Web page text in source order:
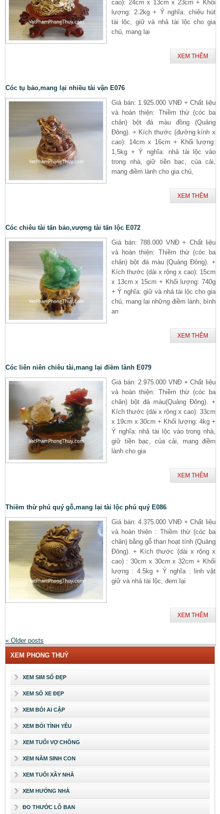
cao): 24cm x 13cm x 23cm + Khối
lượng: 2.2kg + Ý nghĩa: chiêu hút
tài lộc, giữ và nhả tài lộc cho gia
chủ, mang lại
XEM THÊM
Cóc tụ bảo,mang lại nhiều tài vận E076
Giá bán: 1.925.000 VNĐ + Chất liệu
và hoàn thiện: Thiềm thừ (cóc ba
chân) bột đá màu đồng (Quảng
Đông). + Kích thước (đường kính x
cao): 14cm x 16cm + Khối lượng:
1,5kg + Ý nghĩa: nhả tài lộc vào
trong nhà, giữ tiền bạc, của cải,
mang điềm lành cho gia chủ,
XEM THÊM
Cóc chiêu tài tấn bảo,vượng tài tấn lộc E072
Giá bán: 788.000 VNĐ + Chất liệu
và hoàn thiện: Thiềm thừ (cóc ba
chân) bột đá màu (Quảng Đông). +
Kích thước (dài x rộng x cao): 15cm
x 13cm x 15cm + Khối lượng: 740g
+ Ý nghĩa: giữ và nhả tài lộc cho gia
chủ, mang lại những điềm lành, bình
an
XEM THÊM
Cóc liên niên chiêu tài,mang lại điềm lành E079
Giá bán: 2.975.000 VNĐ + Chất liệu
và hoàn thiện: Thiềm thừ (cóc ba
chân) bột đá màu(Quảng Đông). +
Kích thước (dài x rộng x cao): 33cm
x 19cm x 30cm + Khối lượng: 4kg +
Ý nghĩa: nhả tài lộc vào trong nhà,
giữ tiền bạc, của cải, mang điềm
lành cho gia
XEM THÊM
Thiềm thừ phú quý gỗ,mang lại tài lộc phú quý E086
Giá bán: 4.375.000 VNĐ + Chất liệu
và hoàn thiện : Thiềm thừ (cóc ba
chân) bằng gỗ than hoạt tính (Quảng
Đông). + Kích thước (dài x rộng x
cao) : 30cm x 30cm x 32cm + Khối
lượng : 4.5kg + Ý nghĩa : linh vật
giữ và nhả tài lộc, đem lại
XEM THÊM
« Older posts
XEM PHONG THUỶ
XEM SIM SỐ ĐẸP
XEM SỐ XE ĐẸP
XEM BÓI AI CẬP
XEM BÓI TÌNH YÊU
XEM TUỔI VỢ CHỒNG
XEM NĂM SINH CON
XEM TUỔI XÂY NHÀ
XEM HƯỚNG NHÀ
ĐO THƯỚC LỖ BAN